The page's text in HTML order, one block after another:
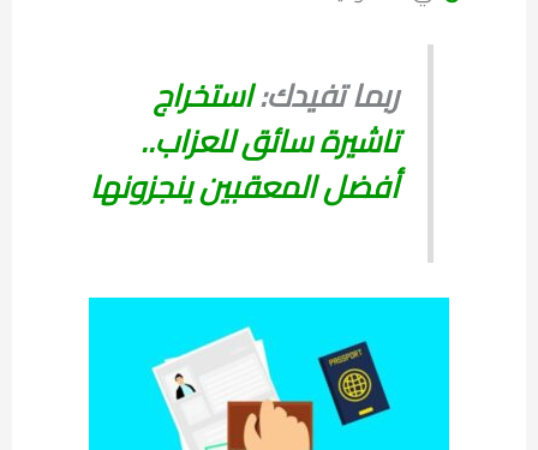
ربما تفيدك:استخراج
تاشيرة سائق للعزاب..
أفضل المعقبين ينجزونها